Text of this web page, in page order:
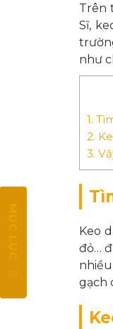
Trên
Sĩ,
như
1.
2.
3.
Keo
đỏ…
gạch
MỤC LỤC